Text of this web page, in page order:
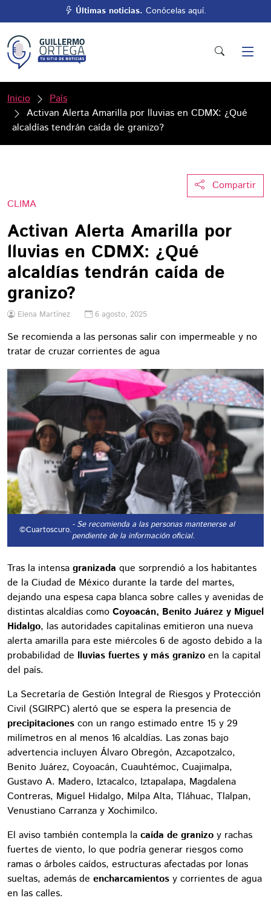
Últimas noticias. Conócelas aquí.
Inicio
País
Activan Alerta Amarilla por lluvias en CDMX: ¿Qué
alcaldías tendrán caída de granizo?
Compartir
CLIMA
Activan Alerta Amarilla por
lluvias en CDMX: ¿Qué
alcaldías tendrán caída de
granizo?
Elena Martínez 6 agosto, 2025
Se recomienda a las personas salir con impermeable y no
tratar de cruzar corrientes de agua
©Cuartoscuro.- Se recomienda a las personas mantenerse al
pendiente de la información oficial.
Tras la intensa granizada que sorprendió a los habitantes
de la Ciudad de México durante la tarde del martes,
dejando una espesa capa blanca sobre calles y avenidas de
distintas alcaldías como Coyoacán, Benito Juárez y Miguel
Hidalgo, las autoridades capitalinas emitieron una nueva
alerta amarilla para este miércoles 6 de agosto debido a la
probabilidad de lluvias fuertes y más granizo en la capital
del país.
La Secretaría de Gestión Integral de Riesgos y Protección
Civil (SGIRPC) alertó que se espera la presencia de
precipitaciones con un rango estimado entre 15 y 29
milímetros en al menos 16 alcaldías. Las zonas bajo
advertencia incluyen Álvaro Obregón, Azcapotzalco,
Benito Juárez, Coyoacán, Cuauhtémoc, Cuajimalpa,
Gustavo A. Madero, Iztacalco, Iztapalapa, Magdalena
Contreras, Miguel Hidalgo, Milpa Alta, Tláhuac, Tlalpan,
Venustiano Carranza y Xochimilco.
El aviso también contempla la caída de granizo y rachas
fuertes de viento, lo que podría generar riesgos como
ramas o árboles caídos, estructuras afectadas por lonas
sueltas, además de encharcamientos y corrientes de agua
en las calles.